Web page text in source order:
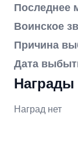
Последнее
Воинское
Причина
Дата
Награды
Наград нет